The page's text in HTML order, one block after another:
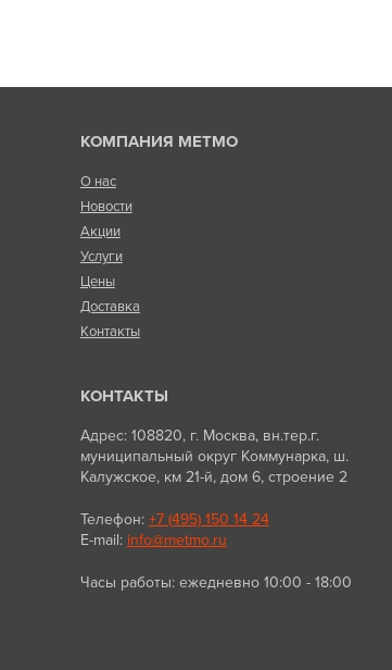
КОМПАНИЯ МЕТМО
О нас
Новости
Акции
Услуги
Цены
Доставка
Контакты
КОНТАКТЫ
Адрес: 108820, г. Москва, вн.тер.г.
муниципальный округ Коммунарка, ш.
Калужское, км 21-й, дом 6, строение 2
Телефон: +7 (495) 150 14 24
E-mail: info@metmo.ru
Часы работы: ежедневно 10:00 - 18:00